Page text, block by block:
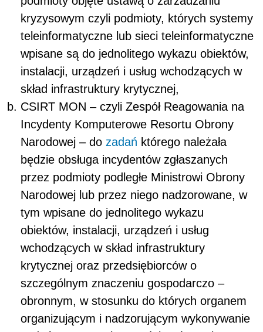
kryzysowym czyli podmioty, których systemy
teleinformatyczne lub sieci teleinformatyczne
wpisane są do jednolitego wykazu obiektów,
instalacji, urządzeń i usług wchodzących w
skład infrastruktury krytycznej,
CSIRT MON – czyli Zespół Reagowania na
Incydenty Komputerowe Resortu Obrony
Narodowej – do zadań którego należała
będzie obsługa incydentów zgłaszanych
przez podmioty podległe Ministrowi Obrony
Narodowej lub przez niego nadzorowane, w
tym wpisane do jednolitego wykazu
obiektów, instalacji, urządzeń i usług
wchodzących w skład infrastruktury
krytycznej oraz przedsiębiorców o
szczególnym znaczeniu gospodarczo –
obronnym, w stosunku do których organem
organizującym i nadzorującym wykonywanie